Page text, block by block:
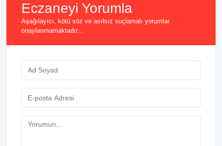
Eczaneyi Yorumla
Aşağılayıcı, kötü söz ve asılsız suçlamalı yorumlar
onaylanmamaktadır...